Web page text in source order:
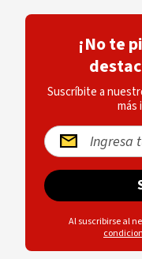
¡No te
Suscríbite a
más
Al suscribirse al